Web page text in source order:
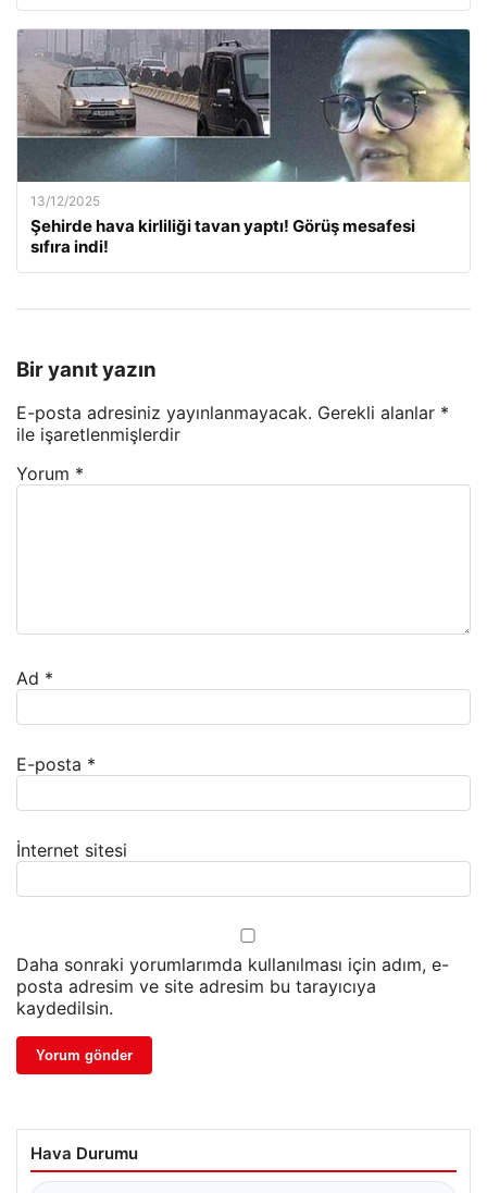
13/12/2025
Şehirde hava kirliliği tavan yaptı! Görüş mesafesi
sıfıra indi!
Bir yanıt yazın
E-posta adresiniz yayınlanmayacak. Gerekli alanlar *
ile işaretlenmişlerdir
Yorum *
Ad *
E-posta *
İnternet sitesi
Daha sonraki yorumlarımda kullanılması için adım, e-
posta adresim ve site adresim bu tarayıcıya
kaydedilsin.
Hava Durumu